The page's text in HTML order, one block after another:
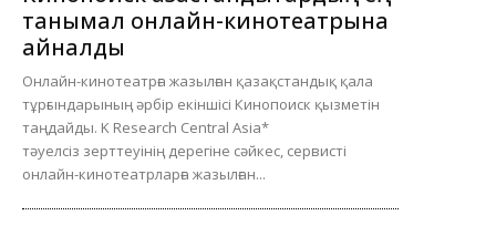
танымал онлайн-кинотеатрына
айналды
Онлайн-кинотеатрға жазылған қазақстандық қала
тұрғындарының әрбір екіншісі Кинопоиск қызметін
таңдайды. K Research Central Asia*
тәуелсіз зерттеуінің дерегіне сәйкес, сервисті
онлайн-кинотеатрларға жазылған...